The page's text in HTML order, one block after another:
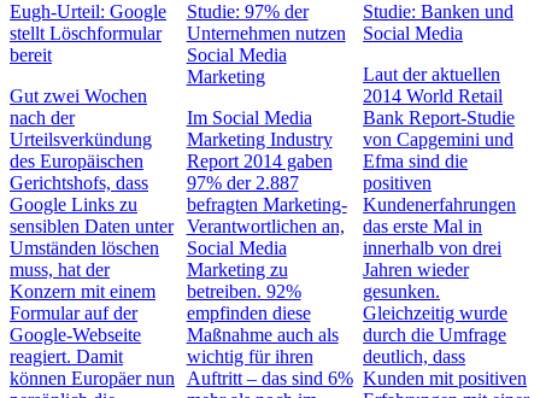
Eugh-Urteil: Google
stellt Löschformular
bereit
Gut zwei Wochen
nach der
Urteilsverkündung
des Europäischen
Gerichtshofs, dass
Google Links zu
sensiblen Daten unter
Umständen löschen
muss, hat der
Konzern mit einem
Formular auf der
Google-Webseite
reagiert. Damit
können Europäer nun
Studie: 97% der
Unternehmen nutzen
Social Media
Marketing
Im Social Media
Marketing Industry
Report 2014 gaben
97% der 2.887
befragten Marketing-
Verantwortlichen an,
Social Media
Marketing zu
betreiben. 92%
empfinden diese
Maßnahme auch als
wichtig für ihren
Auftritt – das sind 6%
Studie: Banken und
Social Media
Laut der aktuellen
2014 World Retail
Bank Report-Studie
von Capgemini und
Efma sind die
positiven
Kundenerfahrungen
das erste Mal in
innerhalb von drei
Jahren wieder
gesunken.
Gleichzeitig wurde
durch die Umfrage
deutlich, dass
Kunden mit positiven